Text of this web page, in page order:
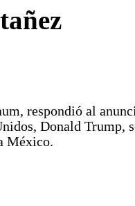
respondió al
Donald Trump,
México.